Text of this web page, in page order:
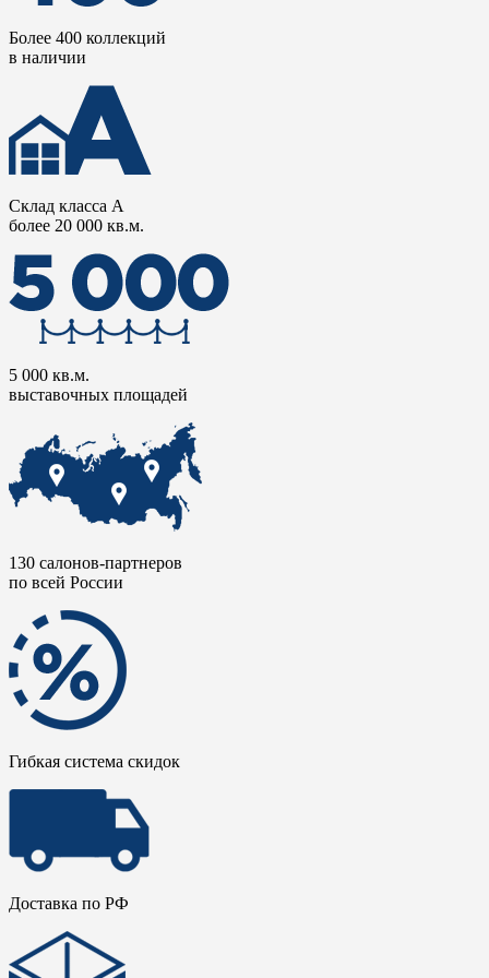
Более 400 коллекций
в наличии
Склад класса А
более 20 000 кв.м.
5 000 кв.м.
выставочных площадей
130 салонов-партнеров
по всей России
Гибкая система скидок
Доставка по РФ